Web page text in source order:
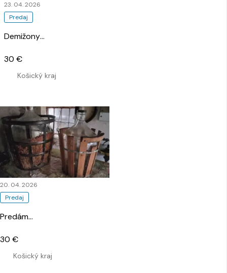
Predaj
23. 04. 2026
Demižony…
Košický kraj
30 €
Predaj
20. 04. 2026
Predám…
Košický kraj
30 €